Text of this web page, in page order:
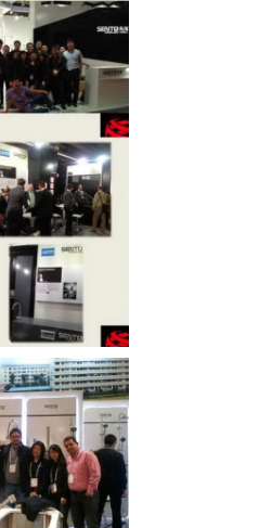
Laisser un message
vous rappellerons